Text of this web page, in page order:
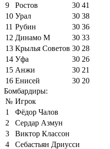
9
Ростов 30 41
10 Урал 30 38
11 Рубин 30 36
12 Динамо М 30 33
13 Крылья Советов 30 28
14 Уфа 30 26
15 Анжи 30 21
16 Енисей 30 20
Бомбардиры:
№ Игрок
1
Фёдор Чалов
2
Сердар Азмун
3
Виктор Классон
4
Себастьян Дриусси